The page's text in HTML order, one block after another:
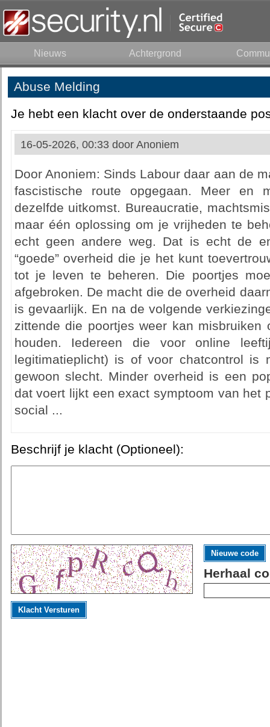
Nieuws Achtergrond
Abuse Melding
Je hebt een klacht over de onderstaande
16-05-2026, 00:33 door Anoniem
Door Anoniem: Sinds Labour daar aan de
fascistische route opgegaan. Meer en
dezelfde uitkomst. Bureaucratie,
maar één oplossing om je vrijheden te
echt geen andere weg. Dat is echt de
“goede” overheid die je het kunt
tot je leven te beheren. Die poortjes
afgebroken. De macht die de overheid
is gevaarlijk. En na de volgende
zittende die poortjes weer kan
houden. Iedereen die voor online
legitimatieplicht) is of voor chatcontrol
gewoon slecht. Minder overheid is een
dat voert lijkt een exact symptoom van het
social ...
Beschrijf je klacht (Optioneel):
Nieuwe code
Herhaal
Klacht Versturen